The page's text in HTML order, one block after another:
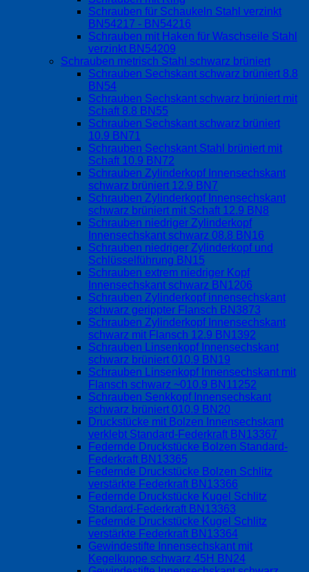
Schrauben für Schaukeln Stahl verzinkt
BN54217 - BN54216
Schrauben mit Haken für Waschseile Stahl
verzinkt BN54209
Schrauben metrisch Stahl schwarz brüniert
Schrauben Sechskant schwarz brüniert 8.8
BN54
Schrauben Sechskant schwarz brüniert mit
Schaft 8.8 BN55
Schrauben Sechskant schwarz brüniert
10.9 BN71
Schrauben Sechskant Stahl brüniert mit
Schaft 10.9 BN72
Schrauben Zylinderkopf Innensechskant
schwarz brüniert 12.9 BN7
Schrauben Zylinderkopf Innensechskant
schwarz brüniert mit Schaft 12.9 BN8
Schrauben niedriger Zylinderkopf
Innensechskant schwarz 08.8 BN16
Schrauben niedriger Zylinderkopf und
Schlüsselführung BN15
Schrauben extrem niedriger Kopf
Innensechskant schwarz BN1206
Schrauben Zylinderkopf innensechskant
schwarz gerippter Flansch BN3873
Schrauben Zylinderkopf Innensechskant
schwarz mit Flansch 12.9 BN1392
Schrauben Linsenkopf Innensechskant
schwarz brüniert 010.9 BN19
Schrauben Linsenkopf Innensechskant mit
Flansch schwarz ~010.9 BN11252
Schrauben Senkkopf Innensechskant
schwarz brüniert 010.9 BN20
Druckstücke mit Bolzen Innensechskant
verklebt Standard-Federkraft BN13367
Federnde Druckstücke Bolzen Standard-
Federkraft BN13365
Federnde Druckstücke Bolzen Schlitz
verstärkte Federkraft BN13366
Federnde Druckstücke Kugel Schlitz
Standard-Federkraft BN13363
Federnde Druckstücke Kugel Schlitz
verstärkte Federkraft BN13364
Gewindestifte Innensechskant mit
Kegelkuppe schwarz 45H BN24